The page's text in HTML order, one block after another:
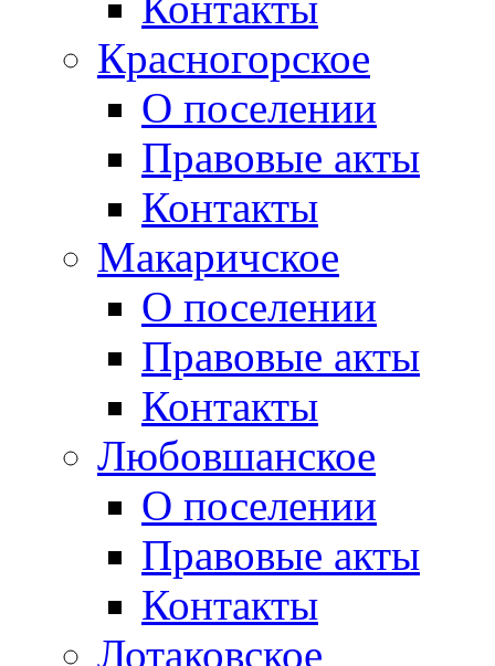
Красногорское
О поселении
Правовые акты
Контакты
Макаричское
О поселении
Правовые акты
Контакты
Любовшанское
О поселении
Правовые акты
Контакты
Лотаковское